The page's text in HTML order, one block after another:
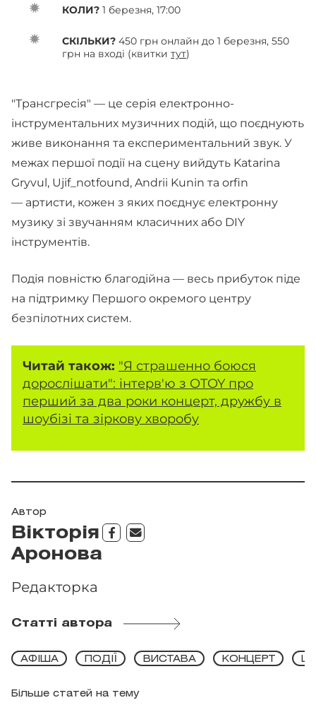
КОЛИ? 1 березня, 17:00
СКІЛЬКИ? 450 грн онлайн до 1 березня, 550
грн на вході (квитки тут)
"Трансгресія" — це серія електронно-
інструментальних музичних подій, що поєднують
живе виконання та експериментальний звук. У
межах першої події на сцену вийдуть Katarina
Gryvul, Ujif_notfound, Andrii Kunin та orfin
— артисти, кожен з яких поєднує електронну
музику зі звучанням класичних або DIY
інструментів.
Подія повністю благодійна — весь прибуток піде
на підтримку Першого окремого центру
безпілотних систем.
Читай також: "Я страшенно боюся
дорослішати": інтерв'ю з OTOY про
перший за два роки концерт, дружбу в
шоубізі та зіркову хворобу
Автор
Вікторія
Аронова
Редакторка
Статті автора
Більше статей на тему
АФІША ПОДІЇ ВИСТАВА КОНЦЕРТ